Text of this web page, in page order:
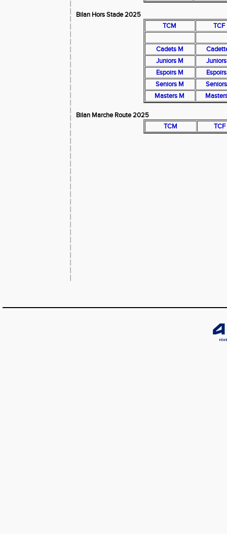
Bilan Hors Stade 2025
TCM
TCF
Cadets M
Juniors M
Espoirs M
Seniors M
Masters M
Bilan Marche Route 2025
TCM
TCF